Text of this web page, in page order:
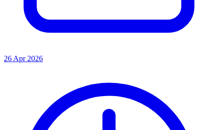
26 Apr 2026